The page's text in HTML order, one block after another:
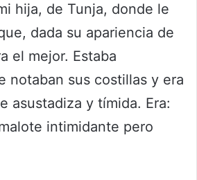
hija, de Tunja, donde le
dada su apariencia de
el mejor. Estaba
notaban sus costillas y era
asustadiza y tímida. Era:
intimidante pero